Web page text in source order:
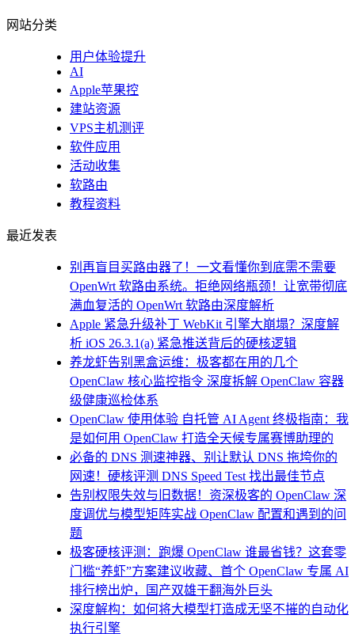
网站分类
用户体验提升
AI
Apple苹果控
建站资源
VPS主机测评
软件应用
活动收集
软路由
教程资料
最近发表
别再盲目买路由器了！一文看懂你到底需不需要
OpenWrt 软路由系统。拒绝网络瓶颈！让宽带彻底
满血复活的 OpenWrt 软路由深度解析
Apple 紧急升级补丁 WebKit 引擎大崩塌？深度解
析 iOS 26.3.1(a) 紧急推送背后的硬核逻辑
养龙虾告别黑盒运维：极客都在用的几个
OpenClaw 核心监控指令 深度拆解 OpenClaw 容器
级健康巡检体系
OpenClaw 使用体验 自托管 AI Agent 终极指南：我
是如何用 OpenClaw 打造全天候专属赛博助理的
必备的 DNS 测速神器、别让默认 DNS 拖垮你的
网速！硬核评测 DNS Speed Test 找出最佳节点
告别权限失效与旧数据！资深极客的 OpenClaw 深
度调优与模型矩阵实战 OpenClaw 配置和遇到的问
题
极客硬核评测：跑爆 OpenClaw 谁最省钱？这套零
门槛“养虾”方案建议收藏、首个 OpenClaw 专属 AI
排行榜出炉，国产双雄干翻海外巨头
深度解构：如何将大模型打造成无坚不摧的自动化
执行引擎